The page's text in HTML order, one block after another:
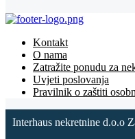
Kontakt
O nama
Zatražite ponudu za
Uvjeti poslovanja
Pravilnik o zaštiti
Interhaus nekretnine d.o.o